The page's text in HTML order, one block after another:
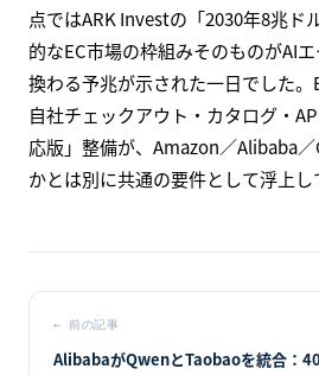
まとめ
5/11のEC・AIコマース業界は、 「
Qwen×Taobao統合とAmazonの
力がそれぞれ異なるアプローチで
ースに本格参入する構図が鮮明にな
社AI×自社ECの垂直統合スタックで
Amazonは自社外AIエージェント経